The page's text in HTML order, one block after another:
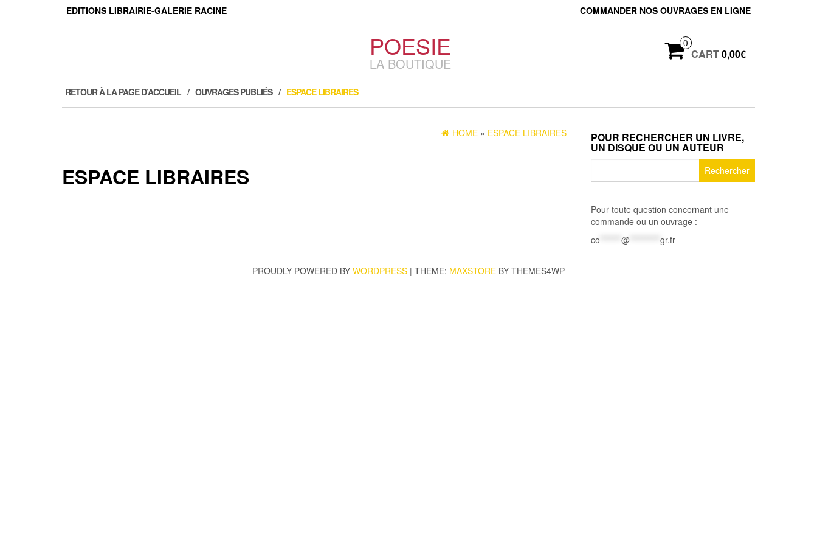
EDITIONS LIBRAIRIE-GALERIE RACINE COMMANDER NOS OUVRAGES EN LIGNE
POESIE
LA BOUTIQUE
0
CART0,00€
RETOUR À LA PAGE D’ACCUEIL OUVRAGES PUBLIÉS ESPACE LIBRAIRES
HOME » ESPACE LIBRAIRES
ESPACE LIBRAIRES
POUR RECHERCHER UN LIVRE,
UN DISQUE OU UN AUTEUR
Pour toute question concernant une
commande ou un ouvrage :
co
@ gr.fr
PROUDLY POWERED BY WORDPRESS | THEME: MAXSTORE BY THEMES4WP